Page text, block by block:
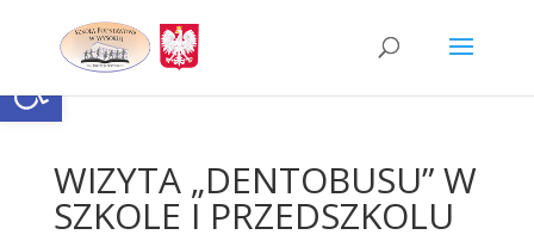
contentOtwórz pasek narzędzi
WIZYTA „DENTOBUSU” W
SZKOLE I PRZEDSZKOLU